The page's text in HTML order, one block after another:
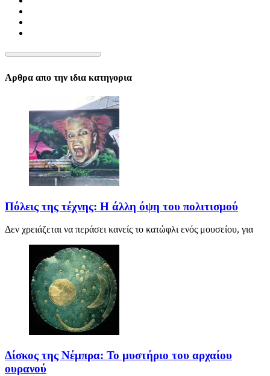
Αρθρα απο την ιδια κατηγορια
Πόλεις της τέχνης: Η άλλη όψη του πολιτισμού
Δεν χρειάζεται να περάσει κανείς το κατώφλι ενός μουσείου, για
Δίσκος της Νέμπρα: Το μυστήριο του αρχαίου
ουρανού